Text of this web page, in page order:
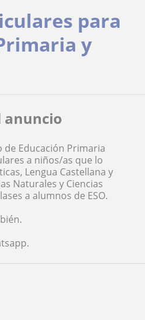
para
y
anuncio
Educación Primaria
a niños/as que lo
Lengua Castellana y
Naturales y Ciencias
a alumnos de ESO.